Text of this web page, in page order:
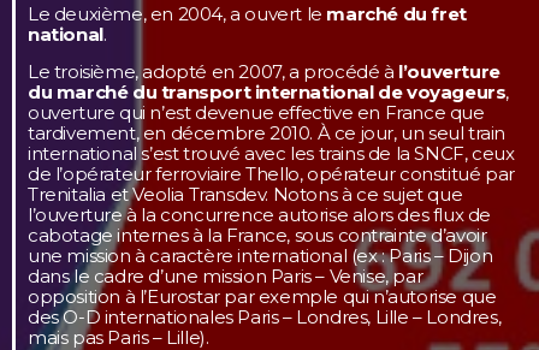
Le deuxième, en 2004, a ouvert le marché du fret
national.
Le troisième, adopté en 2007, a procédé à l’ouverture
du marché du transport international de voyageurs,
ouverture qui n’est devenue effective en France que
tardivement, en décembre 2010. À ce jour, un seul train
international s’est trouvé avec les trains de la SNCF, ceux
de l’opérateur ferroviaire Thello, opérateur constitué par
Trenitalia et Veolia Transdev. Notons à ce sujet que
l’ouverture à la concurrence autorise alors des flux de
cabotage internes à la France, sous contrainte d’avoir
une mission à caractère international (ex : Paris – Dijon
dans le cadre d’une mission Paris – Venise, par
opposition à l’Eurostar par exemple qui n’autorise que
des O-D internationales Paris – Londres, Lille – Londres,
mais pas Paris – Lille).